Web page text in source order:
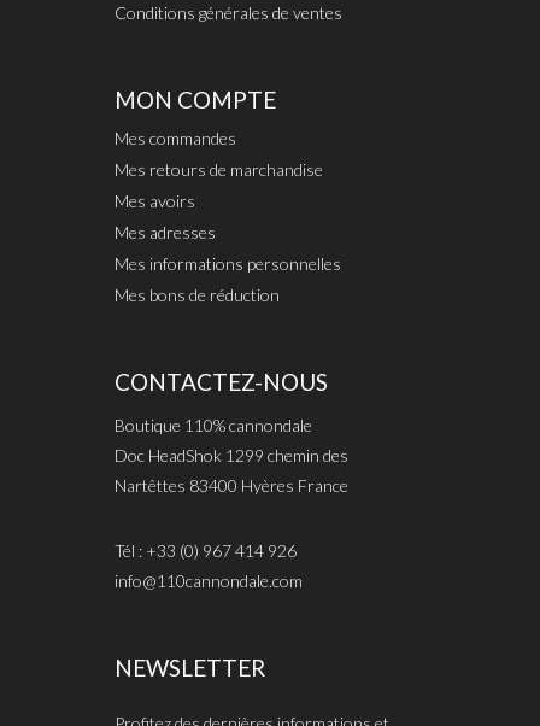
Conditions générales de ventes
MON COMPTE
Mes commandes
Mes retours de marchandise
Mes avoirs
Mes adresses
Mes informations personnelles
Mes bons de réduction
CONTACTEZ-NOUS
Boutique 110% cannondale
Doc HeadShok 1299 chemin des
Nartêttes 83400 Hyères France
Tél : +33 (0) 967 414 926
info@110cannondale.com
NEWSLETTER